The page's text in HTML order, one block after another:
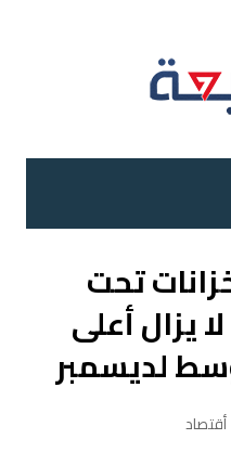
تحت
يزال أعلى
لديسمبر
أقتصاد